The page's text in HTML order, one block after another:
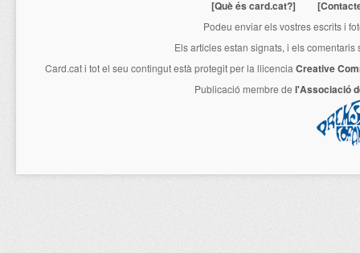
[Què és card.cat?]
Podeu enviar els vostres escrits i
Els articles estan signats, i els
Card.cati tot el seu contingut està protegit per la llicencia Creative
Publicació membre de l'Associació